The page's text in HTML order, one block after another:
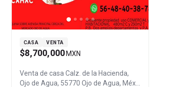
CASA VENTA
$8,700,000 MXN
Venta de casaCalz. de la Hacienda,
Ojo de Agua, 55770 Ojo de Agua, Méx.,